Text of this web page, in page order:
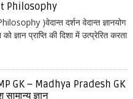
Philosophy
)वेदान्त दर्शन वेदान्त ज्ञानयोग
ज्ञान प्राप्ति की दिशा में उत्प्रेरित करता
GK – Madhya Pradesh GK
ज्ञान